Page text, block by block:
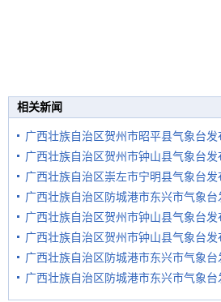
相关新闻
广西壮族自治区贺州市昭平县气象台
广西壮族自治区贺州市钟山县气象台
广西壮族自治区崇左市宁明县气象台
广西壮族自治区防城港市东兴市气象
广西壮族自治区贺州市钟山县气象台
广西壮族自治区贺州市钟山县气象台
广西壮族自治区防城港市东兴市气象
广西壮族自治区防城港市东兴市气象